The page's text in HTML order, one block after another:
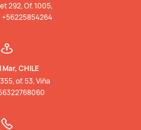
292, Of. 1005,
CHILE
of. 53, Viña